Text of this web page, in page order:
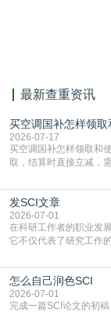
最新查重资讯
买空调国补怎样领取
2026-07-17
买空调国补怎样领取和
取，结算时直接立减‌，
能领到补贴首选‌京东
4949】等，口令会随活
复制粘贴【8$FKFGgJq
发SCI文章
2026-07-01
在科研工作者的职业发
它不仅代表了研究工作
战与困惑。从选题立意
篇AEIC学术交流中心小
一步发表SCI文章，首要
怎么自己润色SCI
2026-07-01
完成一篇SCI论文的初